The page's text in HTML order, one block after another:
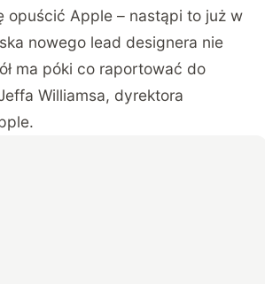
opuścić Apple – nastąpi to już w
nowego lead designera nie
ma póki co raportować do
Williamsa, dyrektora